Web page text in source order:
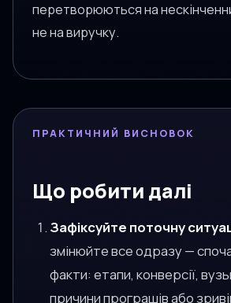
перетворюються на
не на виручку.
ПРАКТИЧНИЙ ВИСНОВОК
Що робити далі
Зафіксуйте поточну
змінюйте все одразу —
факти: етапи, конверсії,
причини програшів або